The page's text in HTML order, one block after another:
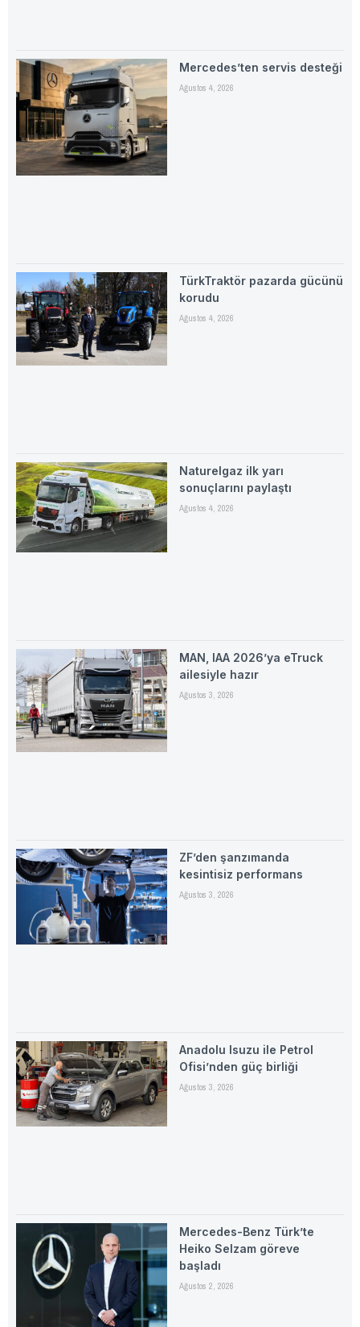
Mercedes’ten servis desteği
Ağustos 4, 2026
TürkTraktör pazarda gücünü
korudu
Ağustos 4, 2026
Naturelgaz ilk yarı
sonuçlarını paylaştı
Ağustos 4, 2026
MAN, IAA 2026’ya eTruck
ailesiyle hazır
Ağustos 3, 2026
ZF’den şanzımanda
kesintisiz performans
Ağustos 3, 2026
Anadolu Isuzu ile Petrol
Ofisi’nden güç birliği
Ağustos 3, 2026
Mercedes-Benz Türk’te
Heiko Selzam göreve
başladı
Ağustos 2, 2026